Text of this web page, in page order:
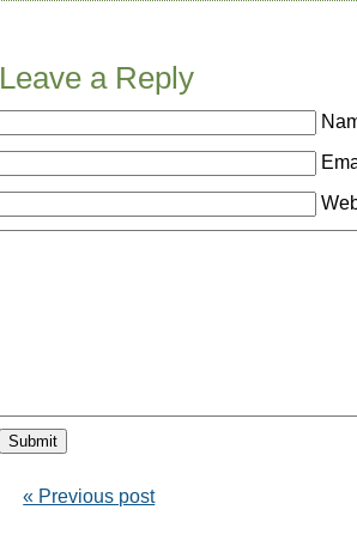
Leave a Reply
« Previous post